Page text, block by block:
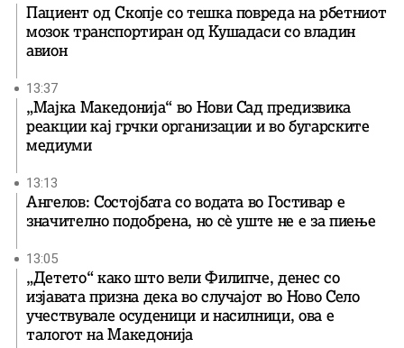
Пациент од Скопје со тешка повреда на рбетниот
мозок транспортиран од Кушадаси со владин
авион
13:37
„Мајка Македонија“ во Нови Сад предизвика
реакции кај грчки организации и во бугарските
медиуми
13:13
Ангелов: Состојбата со водата во Гостивар е
значително подобрена, но сè уште не е за пиење
13:05
„Детето“ како што вели Филипче, денес со
изјавата призна дека во случајот во Ново Село
учествувале осуденици и насилници, ова е
талогот на Македонија